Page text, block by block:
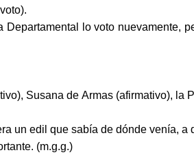
lo voto nuevamente,
Susana de Armas (afirmativo),
un edil que sabía de dónde venía,
(m.g.g.)